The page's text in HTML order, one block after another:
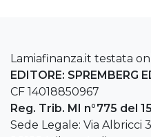
Lamiafinanza.it testata
EDITORE: SPREMBERG
CF 14018850967
Reg. Trib. MI n°775 del
Sede Legale: Via Albricci 3